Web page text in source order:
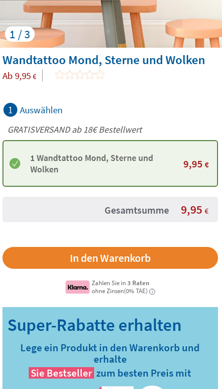
1 / 3
Wandtattoo Mond, Sterne und Wolken
Ab 9,95 €
1 Auswählen
GRATISVERSAND ab18€Bestellwert
1 Wandtattoo Mond, Sterne und
Wolken
9,95 €
Gesamtsumme 9,95 €
Zahlen Sie in3 Raten
ohne Zinsen(0% TAE)
i
Lege ein Produkt in den Warenkorb und
erhalte
Sie Bestseller zum besten Preis mit